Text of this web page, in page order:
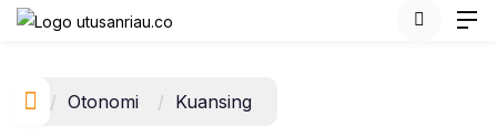
Otonomi Kuansing